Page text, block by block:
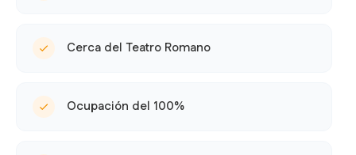
Cerca del Teatro Romano
Ocupación del 100%